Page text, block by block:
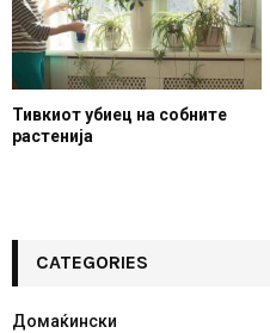
Тивкиот убиец на собните
растенија
CATEGORIES
Домаќински